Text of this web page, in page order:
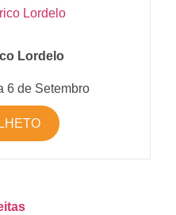
Lordelo
6 de Setembro